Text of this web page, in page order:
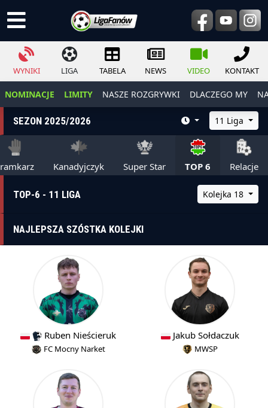
WYNIKI LIGA TABELA NEWS VIDEO KONTAKT
NOMINACJE LIMITY NASZE ROZGRYWKI DLACZEGO MY
SEZON 2025/2026 11 Liga
Kanadyjczyk Super Star TOP 6 Relacje
TOP-6 - 11 LIGA Kolejka 18
NAJLEPSZA SZÓSTKA KOLEJKI
Ruben Nieścieruk
FC Mocny Narket
Jakub Sołdaczuk
MWSP